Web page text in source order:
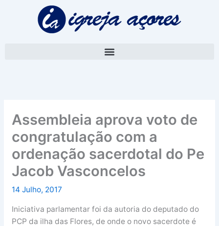
Assembleia aprova voto de
congratulação com a
ordenação sacerdotal do Pe
Jacob Vasconcelos
14 Julho, 2017
Iniciativa parlamentar foi da autoria do deputado do
PCP da ilha das Flores, de onde o novo sacerdote é